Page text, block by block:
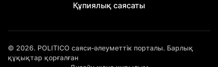
Құпиялық саясаты
© 2026. POLITICO саяси-әлеуметтік порталы. Барлық
құқықтар қорғалған